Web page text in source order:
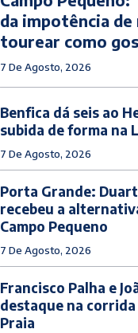
da impotência de
tourear como
7 De Agosto, 2026
Benfica dá seis ao
subida de forma na
7 De Agosto, 2026
Porta Grande:
recebeu a
Campo Pequeno
7 De Agosto, 2026
Francisco Palha e
destaque na corrida
Praia